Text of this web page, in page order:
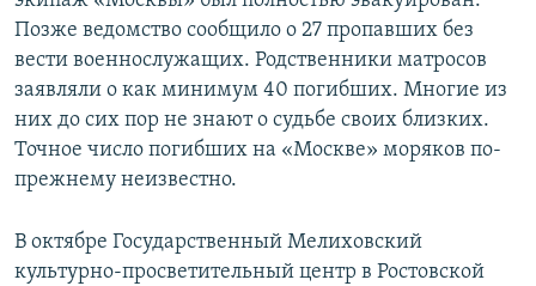
Позже ведомство сообщило о 27 пропавших без
вести военнослужащих. Родственники матросов
заявляли о как минимум 40 погибших. Многие из
них до сих пор не знают о судьбе своих близких.
Точное число погибших на «Москве» моряков по-
прежнему неизвестно.
В октябре Государственный Мелиховский
культурно-просветительный центр в Ростовской